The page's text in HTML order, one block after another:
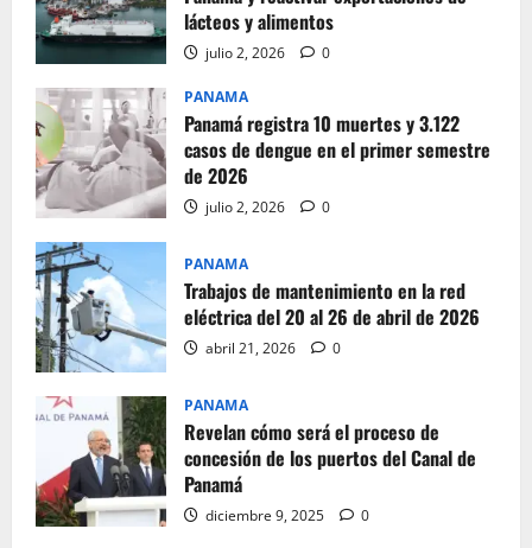
lácteos y alimentos
julio 2, 2026 0
PANAMA
Panamá registra 10 muertes y 3.122
casos de dengue en el primer semestre
de 2026
julio 2, 2026 0
PANAMA
Trabajos de mantenimiento en la red
eléctrica del 20 al 26 de abril de 2026
abril 21, 2026 0
PANAMA
Revelan cómo será el proceso de
concesión de los puertos del Canal de
Panamá
diciembre 9, 2025 0